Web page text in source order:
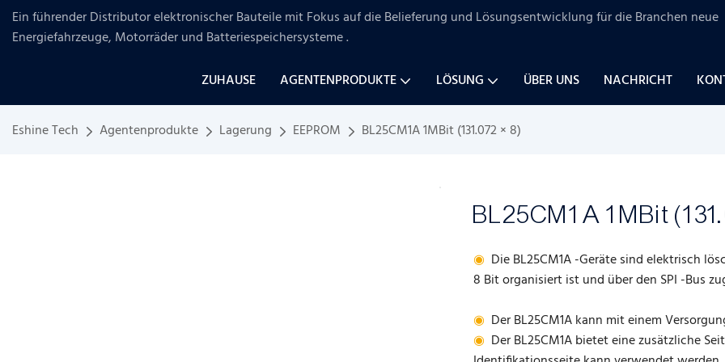
Ein führender Distributor elektronischer Bauteile mit Fokus auf die Belieferung und Lösungsentwicklung fürdie Branchen neue
Energiefahrzeuge, Motorräder und Batteriespeichersysteme.
ZUHAUSE AGENTENPRODUKTE LÖSUNG ÜBER UNS NACHRICHT
Eshine Tech Agentenprodukte Lagerung EEPROM BL25CM1A 1MBit (131.072 × 8)
BL25CM1A 1MBit
◉ Die BL25CM1A -Geräte sind elektrisch
8 Bit organisiert ist und über den SPI -Bus
◉ Der BL25CM1A kann mit einem
◉ Der BL25CM1A bietet eine zusätzliche